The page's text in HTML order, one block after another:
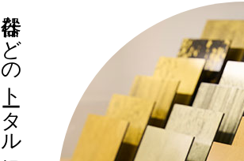
什器などのトータル提案